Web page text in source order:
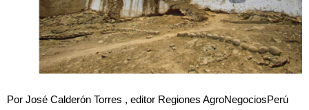
Por José Calderón Torres , editor Regiones AgroNegociosPerú